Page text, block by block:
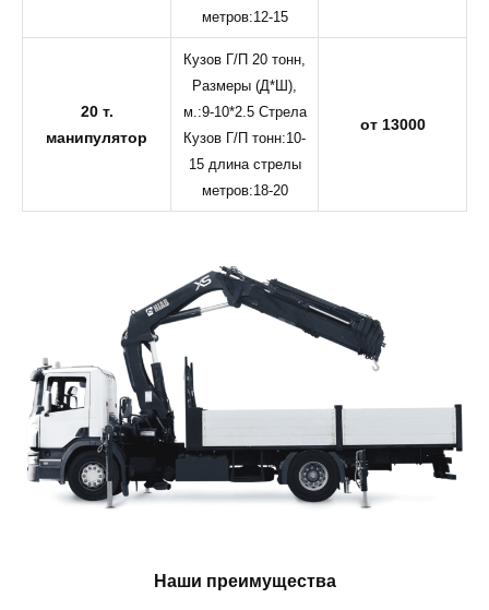
метров:12-15
20 т.
манипулятор
Кузов Г/П 20 тонн,
Размеры (Д*Ш),
м.:9-10*2.5 Стрела
Кузов Г/П тонн:10-
15 длина стрелы
метров:18-20
от 13000
Наши преимущества